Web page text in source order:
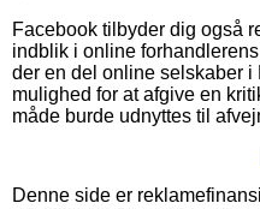
Facebook tilbyder dig også
indblik i online
der en del online selskaber
mulighed for at afgive en
måde burde udnyttes til
Denne side er